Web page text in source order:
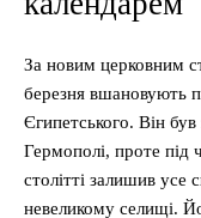
За новим церковним
березня вшановують
Єгипетського. Він
Гермополі, проте під
столітті залишив усе
невеликому селищі.